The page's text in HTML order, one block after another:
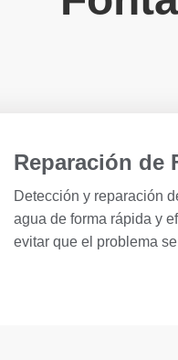
Reparación de
Detección y reparación
agua de forma rápida y
evitar que el problema